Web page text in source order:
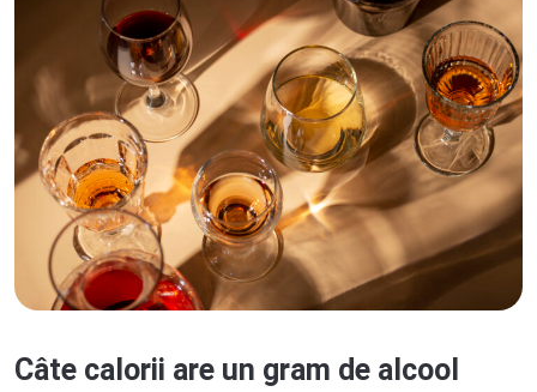
Câte calorii are un gram de alcool